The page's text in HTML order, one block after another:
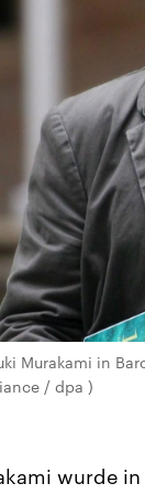
Murakami in
/ dpa )
wurde